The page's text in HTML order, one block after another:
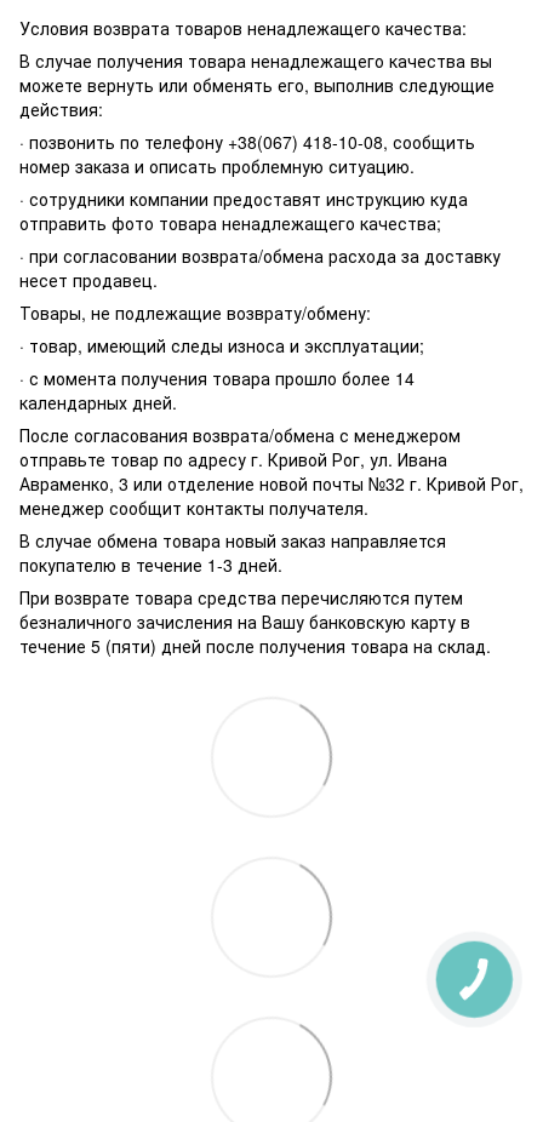
Условия возврата товаров ненадлежащего качества:
В случае получения товара ненадлежащего качества вы
можете вернуть или обменять его, выполнив следующие
действия:
· позвонить по телефону +38(067) 418-10-08, сообщить
номер заказа и описать проблемную ситуацию.
· сотрудники компании предоставят инструкцию куда
отправить фото товара ненадлежащего качества;
· при согласовании возврата/обмена расхода за доставку
несет продавец.
Товары, не подлежащие возврату/обмену:
· товар, имеющий следы износа и эксплуатации;
· с момента получения товара прошло более 14
календарных дней.
После согласования возврата/обмена с менеджером
отправьте товар по адресу г. Кривой Рог, ул. Ивана
Авраменко, 3 или отделение новой почты №32 г. Кривой Рог,
менеджер сообщит контакты получателя.
В случае обмена товара новый заказ направляется
покупателю в течение 1-3 дней.
При возврате товара средства перечисляются путем
безналичного зачисления на Вашу банковскую карту в
течение 5 (пяти) дней после получения товара на склад.